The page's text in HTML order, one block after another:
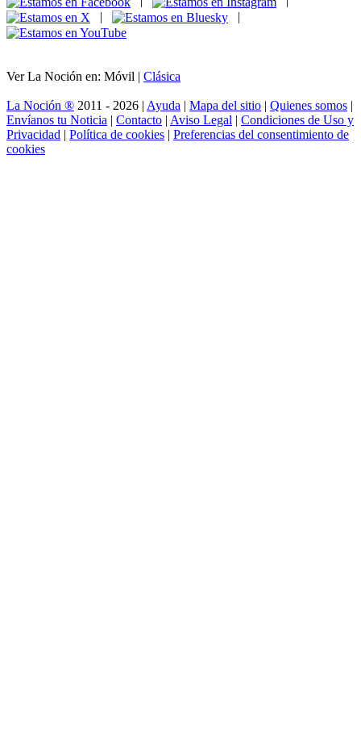
|
|
Ver La Noción en: Móvil | Clásica
La Noción ® 2011 - 2026 | Ayuda | Mapa del sitio | Quienes somos |
Envíanos tu Noticia | Contacto | Aviso Legal | Condiciones de Uso y
Privacidad | Política de cookies | Preferencias del consentimiento de
cookies